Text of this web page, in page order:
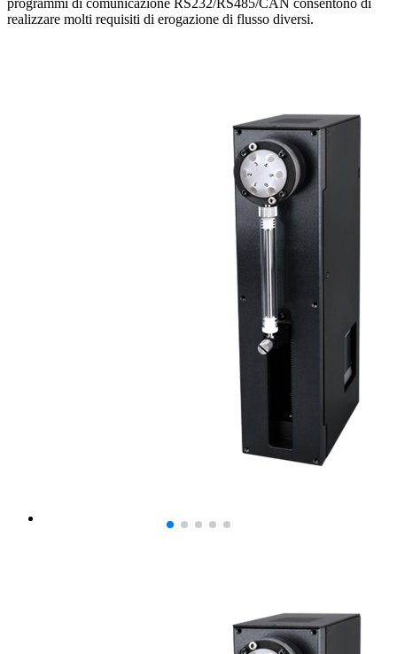
programmi di comunicazione RS232/RS485/CAN consentono di
realizzare molti requisiti di erogazione di flusso diversi.